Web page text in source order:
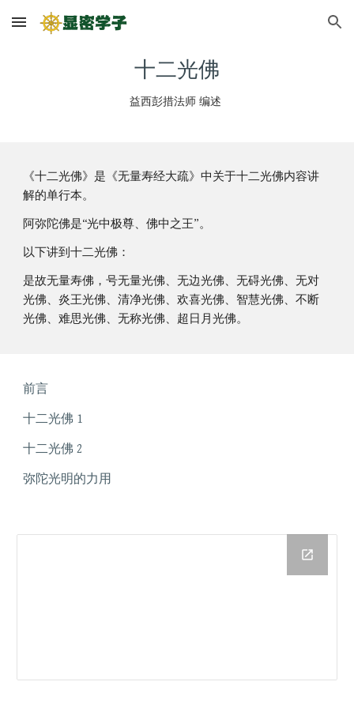
Skip to main content Skip to navigation
十二光佛
益西彭措法师 编述
《十二光佛》是《无量寿经大疏》中关于十二光佛内容讲
解的单行本。
阿弥陀佛是“光中极尊、佛中之王”。
以下讲到十二光佛：
是故无量寿佛，号无量光佛、无边光佛、无碍光佛、无对
光佛、炎王光佛、清净光佛、欢喜光佛、智慧光佛、不断
光佛、难思光佛、无称光佛、超日月光佛。
前言
十二光佛 1
十二光佛 2
弥陀光明的力用